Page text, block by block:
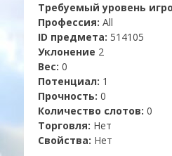
Требуемый уровень
Профессия: All
ID предмета: 514105
Уклонение 2
Вес: 0
Потенциал: 1
Прочность: 0
Количество слотов: 0
Торговля: Нет
Свойства: Нет